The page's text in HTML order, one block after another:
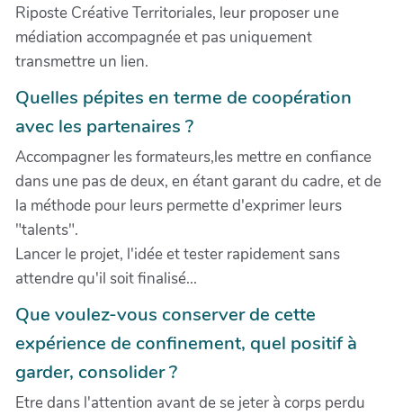
Riposte Créative Territoriales, leur proposer une
médiation accompagnée et pas uniquement
transmettre un lien.
Quelles pépites en terme de coopération
avec les partenaires ?
Accompagner les formateurs,les mettre en confiance
dans une pas de deux, en étant garant du cadre, et de
la méthode pour leurs permette d'exprimer leurs
"talents".
Lancer le projet, l'idée et tester rapidement sans
attendre qu'il soit finalisé...
Que voulez-vous conserver de cette
expérience de confinement, quel positif à
garder, consolider ?
Etre dans l'attention avant de se jeter à corps perdu